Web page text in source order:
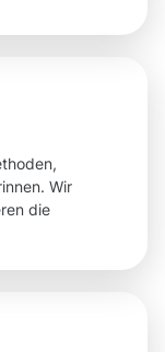
Wir
die